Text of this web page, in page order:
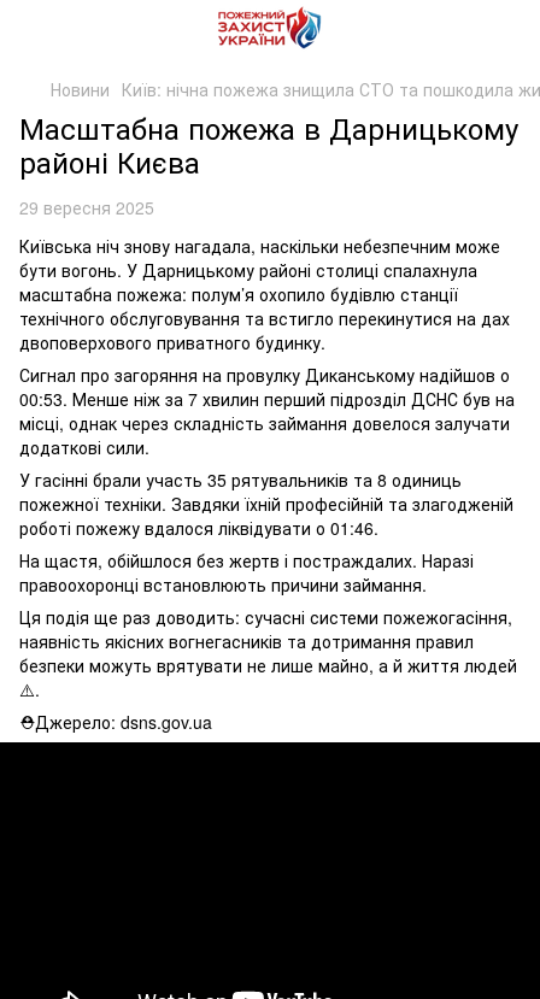
Новини Київ: нічна пожежа знищила СТО та пошкодила
Масштабна пожежа в Дарницькому
районі Києва
29 вересня 2025
Київська ніч знову нагадала, наскільки небезпечним може
бути вогонь. У Дарницькому районі столиці спалахнула
масштабна пожежа: полум’я охопило будівлю станції
технічного обслуговування та встигло перекинутися на дах
двоповерхового приватного будинку.
Сигнал про загоряння на провулку Диканському надійшов о
00:53. Менше ніж за 7 хвилин перший підрозділ ДСНС був на
місці, однак через складність займання довелося залучати
додаткові сили.
У гасінні брали участь 35 рятувальників та 8 одиниць
пожежної техніки. Завдяки їхній професійній та злагодженій
роботі пожежу вдалося ліквідувати о 01:46.
На щастя, обійшлося без жертв і постраждалих. Наразі
правоохоронці встановлюють причини займання.
Ця подія ще раз доводить: сучасні системи пожежогасіння,
наявність якісних вогнегасників та дотримання правил
безпеки можуть врятувати не лише майно, а й життя людей
⚠️.
⛑Джерело: dsns.gov.ua